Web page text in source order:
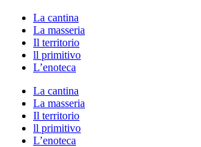
La cantina
La masseria
Il territorio
ll primitivo
L’enoteca
La cantina
La masseria
Il territorio
ll primitivo
L’enoteca